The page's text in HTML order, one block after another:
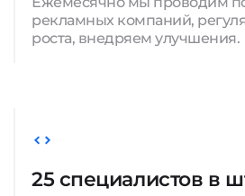
рекламных компаний,
роста, внедряем улучшения.
25 специалистов в